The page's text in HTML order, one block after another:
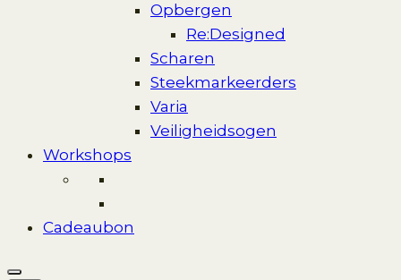
Opbergen
Re:Designed
Scharen
Steekmarkeerders
Varia
Veiligheidsogen
Workshops
Cadeaubon